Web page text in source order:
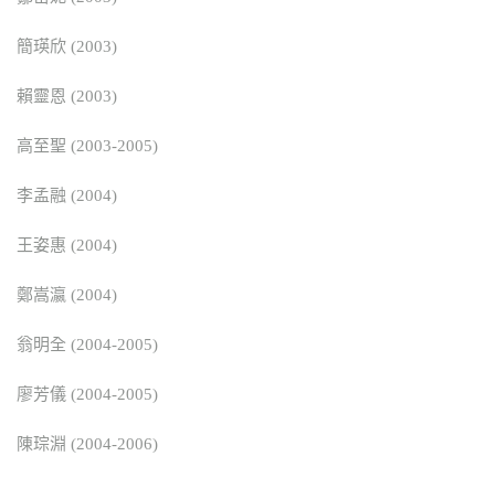
簡瑛欣 (2003)
賴靈恩 (2003)
高至聖 (2003-2005)
李孟融 (2004)
王姿惠 (2004)
鄭嵩瀛 (2004)
翁明全 (2004-2005)
廖芳儀 (2004-2005)
陳琮淵 (2004-2006)